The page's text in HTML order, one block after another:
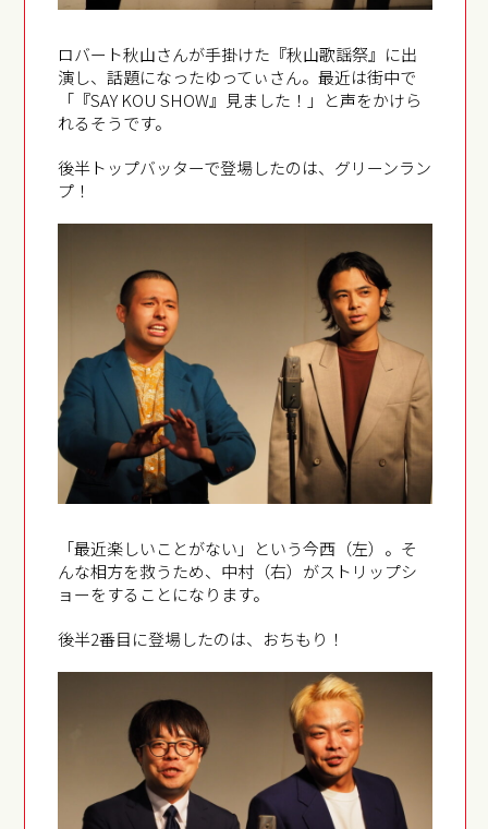
ロバート秋山さんが手掛けた『秋山歌謡祭』に出
演し、話題になったゆってぃさん。最近は街中で
「『SAY KOU SHOW』見ました！」と声をかけら
れるそうです。
後半トップバッターで登場したのは、グリーンラン
プ！
「最近楽しいことがない」という今西（左）。そ
んな相方を救うため、中村（右）がストリップシ
ョーをすることになります。
後半2番目に登場したのは、おちもり！